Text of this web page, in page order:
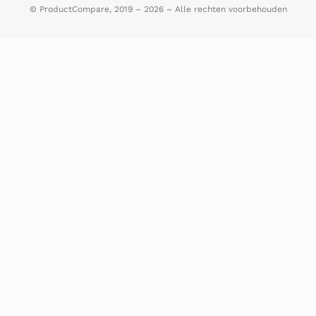
© ProductCompare, 2019 – 2026 – Alle rechten voorbehouden